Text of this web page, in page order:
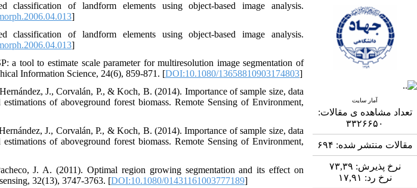
آمار سایت
تعداد مشاهده ی مقالات:
۳۳۲۶۶۵۰
مقالات منتشر شده: ۶۹۴
نرخ پذیرش: ۷۳,۳۹
نرخ رد: ۱۷,۹۱
of landform elements using object-based image analysis.
]
of landform elements using object-based image analysis.
]
tool to estimate scale parameter for multiresolution image segmentation of
Information Science, 24(6), 859-871. [DOI:10.1080/13658810903174803]
J., Corvalán, P., & Koch, B. (2014). Importance of sample size, data
of aboveground forest biomass. Remote Sensing of Environment,
J., Corvalán, P., & Koch, B. (2014). Importance of sample size, data
of aboveground forest biomass. Remote Sensing of Environment,
J. A. (2011). Optimal region growing segmentation and its effect on
32(13), 3747-3763. [DOI:10.1080/01431161003777189]